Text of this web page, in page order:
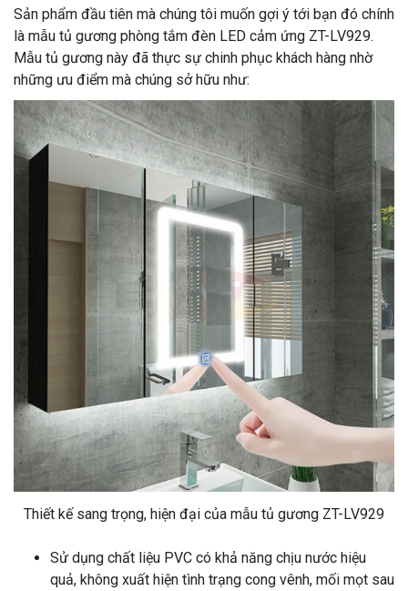
Sản phẩm đầu tiên mà chúng tôi muốn gợi ý tới bạn đó chính
là mẫu tủ gương phòng tắm đèn LED cảm ứng ZT-LV929.
Mẫu tủ gương này đã thực sự chinh phục khách hàng nhờ
những ưu điểm mà chúng sở hữu như:
Thiết kế sang trọng, hiện đại của mẫu tủ gương ZT-LV929
Sử dụng chất liệu PVC có khả năng chịu nước hiệu
quả, không xuất hiện tình trạng cong vênh, mối mọt sau